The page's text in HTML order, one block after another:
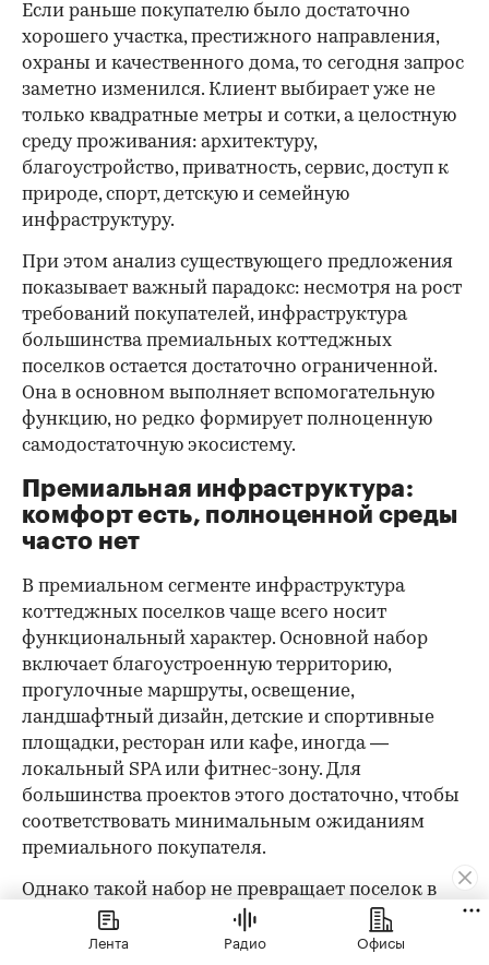
Если раньше покупателю было достаточно
хорошего участка, престижного направления,
охраны и качественного дома, то сегодня запрос
заметно изменился. Клиент выбирает уже не
только квадратные метры и сотки, а целостную
среду проживания: архитектуру,
благоустройство, приватность, сервис, доступ к
природе, спорт, детскую и семейную
инфраструктуру.
При этом анализ существующего предложения
показывает важный парадокс: несмотря на рост
требований покупателей, инфраструктура
большинства премиальных коттеджных
поселков остается достаточно ограниченной.
Она в основном выполняет вспомогательную
функцию, но редко формирует полноценную
самодостаточную экосистему.
Премиальная инфраструктура:
комфорт есть, полноценной среды
часто нет
00:00 / 00:00
В премиальном сегменте инфраструктура
коттеджных поселков чаще всего носит
функциональный характер. Основной набор
включает благоустроенную территорию,
прогулочные маршруты, освещение,
ландшафтный дизайн, детские и спортивные
площадки, ресторан или кафе, иногда —
локальный SPA или фитнес-зону. Для
большинства проектов этого достаточно, чтобы
соответствовать минимальным ожиданиям
премиального покупателя.
Однако такой набор не превращает поселок в
«город в городе». Жителям по-прежнему
приходится выезжать за пределы территории за
Лента Радио Офисы